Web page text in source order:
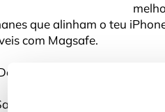
que alinham o teu
com Magsafe.
da capa que mais